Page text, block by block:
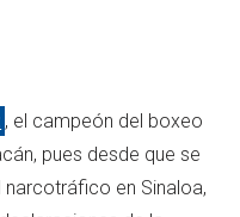
, el campeón del boxeo
pues desde que se
en Sinaloa,